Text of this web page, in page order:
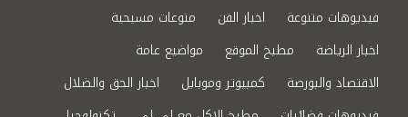
فيديوهات متنوعة
اخبار الفن
منوعات مسيحية
اخبار الرياضة
مطبخ الموقع
مواضيع عامة
الاقتصاد والبورصة
كمبيوتر وموبايل
اخبار الحق والضلال